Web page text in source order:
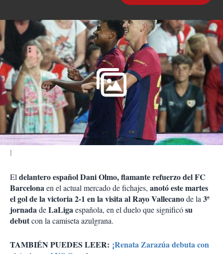
s
d
c
o
m
p
a
r
t
i
r
El delantero español Dani Olmo, flamante refuerzo del FC
Barcelonaen el actual mercado de fichajes, anotó este martes
el gol de la victoria 2-1 en la visita al Rayo Vallecanode la 3ª
jornadadeLaLigaespañola, en el duelo que significósu
debutcon la camiseta azulgrana.
TAMBIÉN PUEDES LEER: ¡Renata Zarazúa debuta con